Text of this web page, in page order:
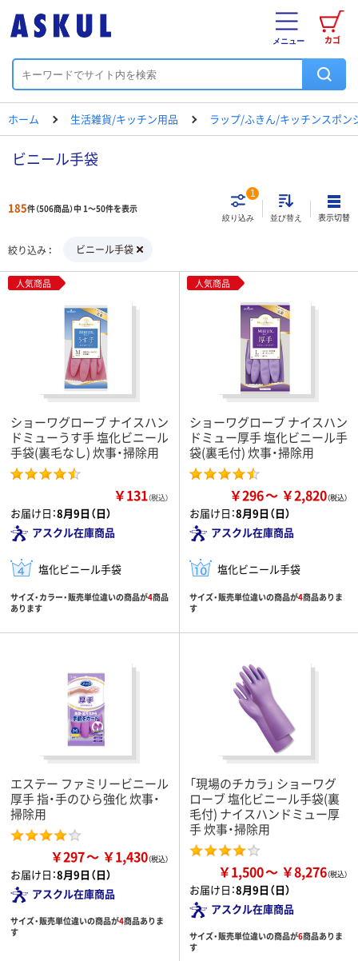
カゴ
メニュー
ホーム 生活雑貨/キッチン用品 ラップ/ふきん/キッチンスポン
ビニール手袋
185件（506商品）中 1～50件を表示
絞り込み
1
並び替え 表示切替
絞り込み ビニール手袋
人気商品
ショーワグローブ ナイスハン
ドミューうす手 塩化ビニール
手袋(裏毛なし) 炊事・掃除用
￥131（税込）
お届け日：8月9日（日）
アスクル在庫商品
塩化ビニール手袋
サイズ・カラー・販売単位違いの商品が4商品
あります
人気商品
ショーワグローブ ナイスハン
ドミュー厚手 塩化ビニール手
袋(裏毛付) 炊事・掃除用
￥296 ￥2,820
お届け日：8月9日（日）
アスクル在庫商品
塩化ビニール手袋
サイズ・販売単位違いの商品が4商品ありま
す
エステー ファミリービニール
厚手 指・手のひら強化 炊事・
掃除用
￥297 ￥1,430
お届け日：8月9日（日）
アスクル在庫商品
サイズ・販売単位違いの商品が4商品ありま
す
「現場のチカラ」 ショーワグ
ローブ 塩化ビニール手袋(裏
毛付) ナイスハンドミュー厚
手 炊事・掃除用
￥1,500 ￥8,276
お届け日：8月9日（日）
アスクル在庫商品
サイズ・販売単位違いの商品が6商品ありま
す